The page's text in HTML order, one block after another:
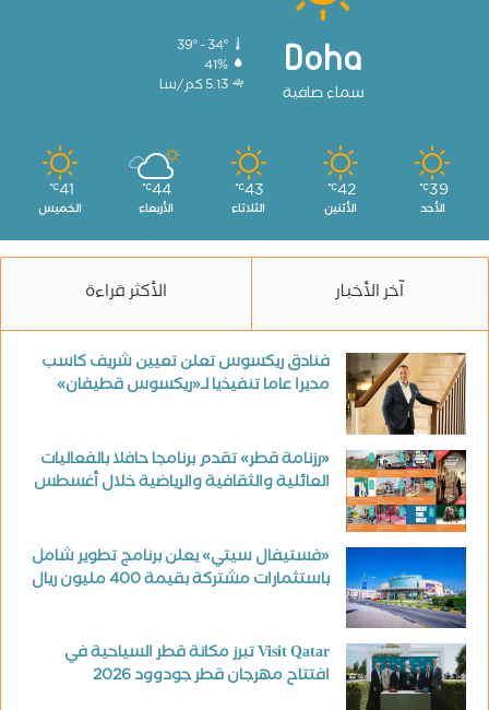
Doha
سماء صافية
39º - 34º
41%
5.13 كم/سا
39
℃
الأحد
42
℃
الأثنين
43
℃
الثلاثاء
44
℃
الأربعاء
41
℃
الخميس
آخر الأخبار الأكثر قراءة
فنادق ريكسوس تعلن تعيين شريف كاسب
مديرا عاما تنفيذيا لـ«ريكسوس قطيفان»
«رزنامة قطر» تقدم برنامجا حافلا بالفعاليات
العائلية والثقافية والرياضية خلال أغسطس
«فستيفال سيتي» يعلن برنامج تطوير شامل
باستثمارات مشتركة بقيمة 400 مليون ريال
Visit Qatar تبرز مكانة قطر السياحية في
افتتاح مهرجان قطر جودوود 2026